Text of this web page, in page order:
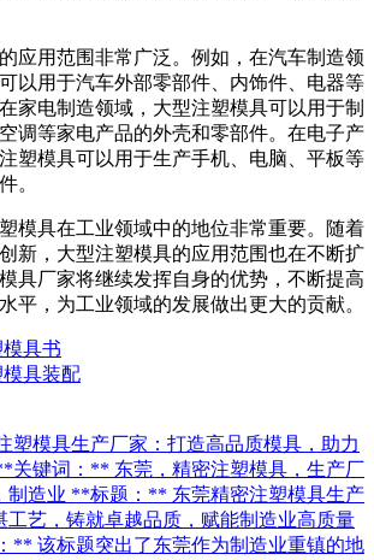
应用范围非常广泛。例如，在汽车制造领
以用于汽车外部零部件、内饰件、电器等
家电制造领域，大型注塑模具可以用于制
调等家电产品的外壳和零部件。在电子产
塑模具可以用于生产手机、电脑、平板等
。
模具在工业领域中的地位非常重要。随着
新，大型注塑模具的应用范围也在不断扩
具厂家将继续发挥自身的优势，不断提高
平，为工业领域的发展做出更大的贡献。
具书
具装配
塑模具生产厂家：打造高品质模具，助力
关键词：** 东莞，精密注塑模具，生产厂
制造业 **标题：** 东莞精密注塑模具生产
工艺，铸就卓越品质，赋能制造业高质量
** 该标题突出了东莞作为制造业重镇的地